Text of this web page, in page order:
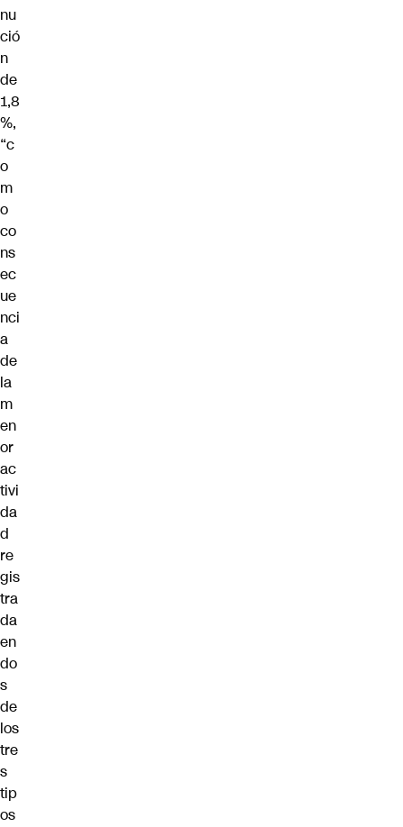
nu
ció
n
de
1,8
%,
“c
o
m
o
co
ns
ec
ue
nci
a
de
la
m
en
or
ac
tivi
da
d
re
gis
tra
da
en
do
s
de
los
tre
s
tip
os